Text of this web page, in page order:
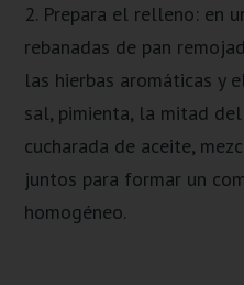
2. Prepara el relleno: en
rebanadas de pan
las hierbas aromáticas y
sal, pimienta, la mitad
cucharada de aceite,
juntos para formar un
homogéneo.